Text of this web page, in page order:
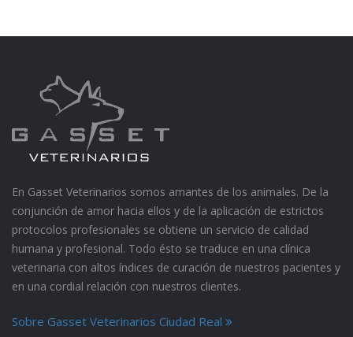
En Gasset Veterinarios somos amantes de los animales. De la
conjunción de amor hacia ellos y de la aplicación de estrictos
protocolos profesionales se obtiene un servicio de calidad
humana y profesional. Todo ésto se traduce en una clínica
veterinaria con altos índices de curación de nuestros pacientes y
en una cordial relación con nuestros clientes.
Sobre Gasset Veterinarios Ciudad Real